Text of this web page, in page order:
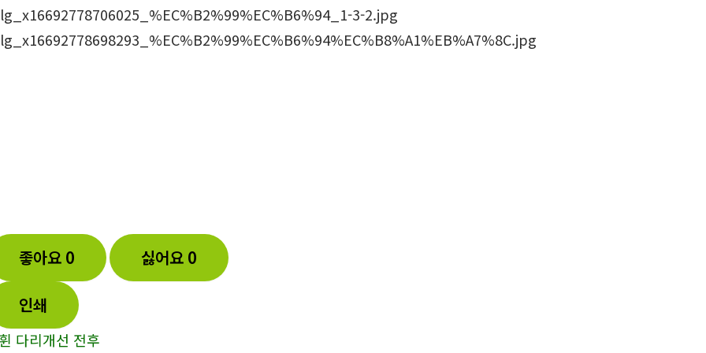
좋아요 0 싫어요 0
인쇄
다리개선 전후